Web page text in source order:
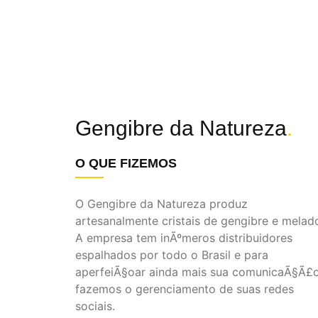
Gengibre da Natureza.
O QUE FIZEMOS
O Gengibre da Natureza produz
artesanalmente cristais de gengibre e
A empresa tem inÃºmeros distribuidores
espalhados por todo o Brasil e para
aperfeiÃ§oar ainda mais sua
fazemos o gerenciamento de suas redes
sociais.